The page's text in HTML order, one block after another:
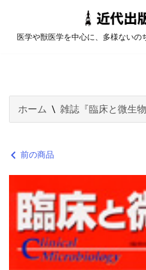
コ
ツ
へ
医学や獣医学を中心に、多様ないの
ホーム \ 雑誌『臨床と微生物
前の商品